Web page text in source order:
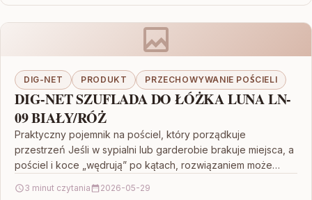
DIG-NET PRODUKT PRZECHOWYWANIE POŚCIELI
DIG-NET SZUFLADA DO ŁÓŻKA LUNA LN-
09 BIAŁY/RÓŻ
Praktyczny pojemnik na pościel, który porządkuje
przestrzeń Jeśli w sypialni lub garderobie brakuje miejsca, a
pościel i koce „wędrują” po kątach, rozwiązaniem może
3 minut czytania 2026-05-29